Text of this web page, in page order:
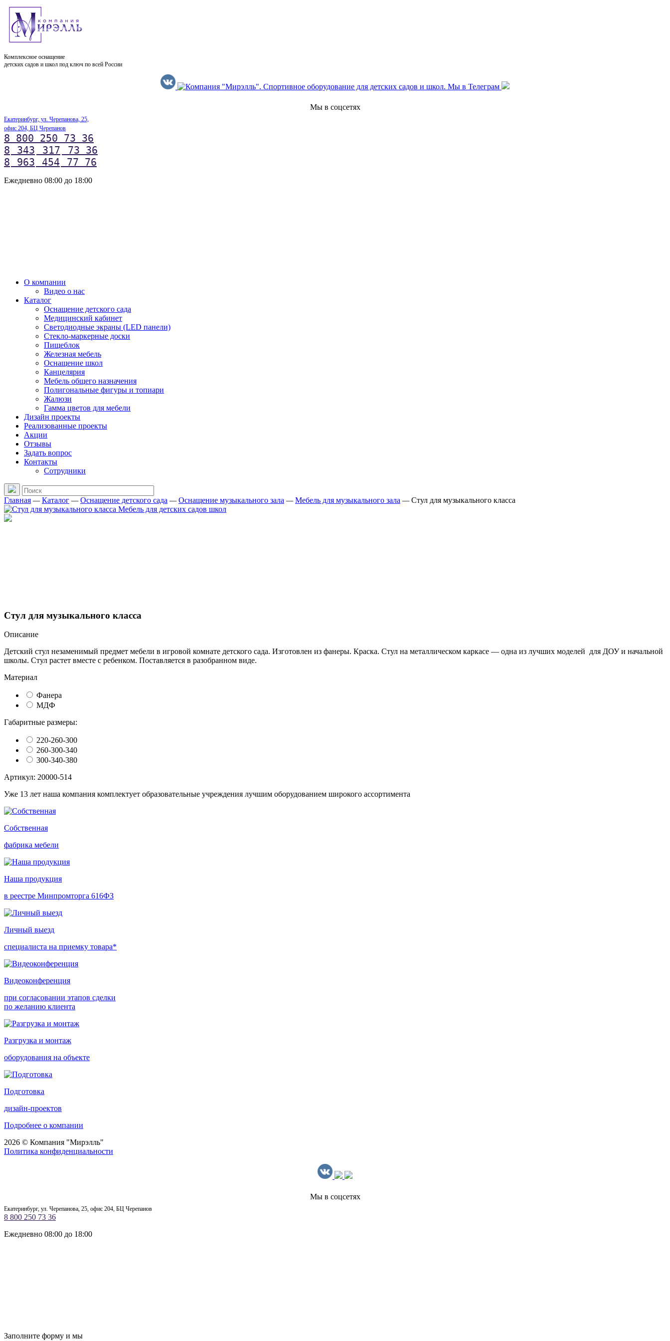
Комплексное оснащение
детских садов и школ под ключ по всей России
Мы в соцсетях
Екатеринбург, ул. Черепанова, 25,
офис 204, БЦ Черепанов
8 800 250 73 36
8
343 317
73 36
8
963 454 77 76
Ежедневно 08:00 до 18:00
О компании
Видео о нас
Каталог
Оснащение детского сада
Медицинский кабинет
Светодиодные экраны (LED панели)
Стекло-маркерные доски
Пищеблок
Железная мебель
Оснащение школ
Канцелярия
Мебель общего назначения
Полигональные фигуры и топиари
Жалюзи
Гамма цветов для мебели
Дизайн проекты
Реализованные проекты
Акции
Отзывы
Задать вопрос
Контакты
Сотрудники
Главная —Каталог —Оснащение детского сада —Оснащение музыкального зала —Мебель для музыкального зала —Стул для музыкального класса
Стул для музыкального класса
Описание
Детский стул незаменимый предмет мебели в игровой комнате детского сада. Изготовлен из фанеры. Краска. Стул на металлическом каркасе — одна из лучших моделей для ДОУ и начальной
школы. Стул растет вместе с ребенком. Поставляется в разобранном виде.
Материал
Фанера
МДФ
Габаритные размеры:
220-260-300
260-300-340
300-340-380
Артикул: 20000-514
Уже 13 лет наша компания комплектует образовательные учреждения лучшим оборудованием широкого ассортимента
Собственная
фабрика мебели
Наша продукция
в реестре Минпромторга 616ФЗ
Личный выезд
специалиста на приемку товара*
Видеоконференция
при согласовании этапов сделки
по желанию клиента
Разгрузка и монтаж
оборудования на объекте
Подготовка
дизайн-проектов
Подробнее о компании
2026 © Компания "Мирэлль"
Политика конфиденциальности
Мы в соцсетях
Екатеринбург, ул. Черепанова, 25, офис 204, БЦ Черепанов
8 800 250 73 36
Ежедневно 08:00 до 18:00
Заполните форму и мы